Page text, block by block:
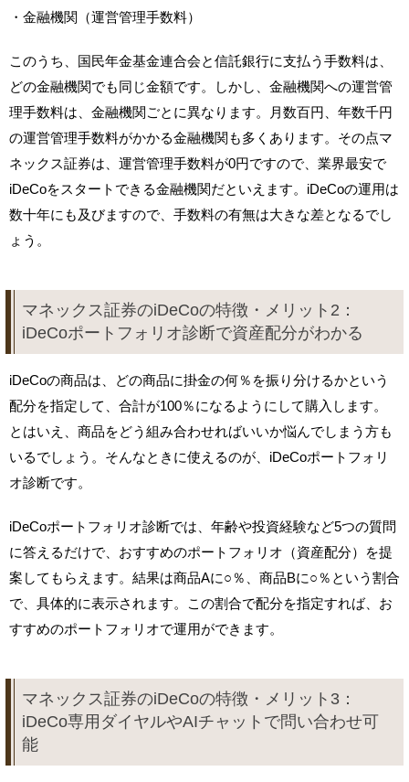
・金融機関（運営管理手数料）
このうち、国民年金基金連合会と信託銀行に支払う手数料は、
どの金融機関でも同じ金額です。しかし、金融機関への運営管
理手数料は、金融機関ごとに異なります。月数百円、年数千円
の運営管理手数料がかかる金融機関も多くあります。その点マ
ネックス証券は、運営管理手数料が0円ですので、業界最安で
iDeCoをスタートできる金融機関だといえます。iDeCoの運用は
数十年にも及びますので、手数料の有無は大きな差となるでし
ょう。
マネックス証券のiDeCoの特徴・メリット2：
iDeCoポートフォリオ診断で資産配分がわかる
iDeCoの商品は、どの商品に掛金の何％を振り分けるかという
配分を指定して、合計が100％になるようにして購入します。
とはいえ、商品をどう組み合わせればいいか悩んでしまう方も
いるでしょう。そんなときに使えるのが、iDeCoポートフォリ
オ診断です。
iDeCoポートフォリオ診断では、年齢や投資経験など5つの質問
に答えるだけで、おすすめのポートフォリオ（資産配分）を提
案してもらえます。結果は商品Aに○％、商品Bに○％という割合
で、具体的に表示されます。この割合で配分を指定すれば、お
すすめのポートフォリオで運用ができます。
マネックス証券のiDeCoの特徴・メリット3：
iDeCo専用ダイヤルやAIチャットで問い合わせ可
能